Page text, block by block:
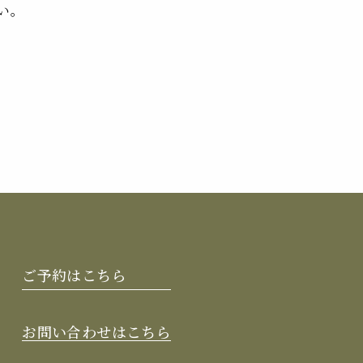
ご予約はこちら
お問い合わせはこちら